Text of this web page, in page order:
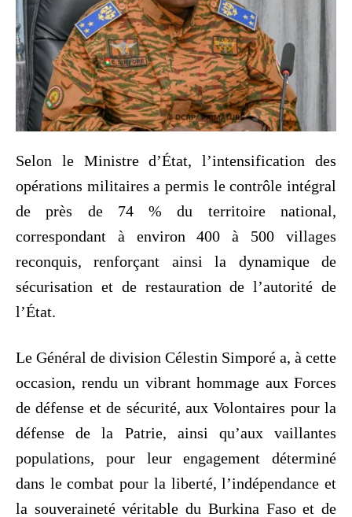
‎Selon le Ministre d’État, l’intensification des
opérations militaires a permis le contrôle intégral
de près de 74 % du territoire national,
correspondant à environ 400 à 500 villages
reconquis, renforçant ainsi la dynamique de
sécurisation et de restauration de l’autorité de
l’État.
‎Le Général de division Célestin Simporé a, à cette
occasion, rendu un vibrant hommage aux Forces
de défense et de sécurité, aux Volontaires pour la
défense de la Patrie, ainsi qu’aux vaillantes
populations, pour leur engagement déterminé
dans le combat pour la liberté, l’indépendance et
la souveraineté véritable du Burkina Faso et de